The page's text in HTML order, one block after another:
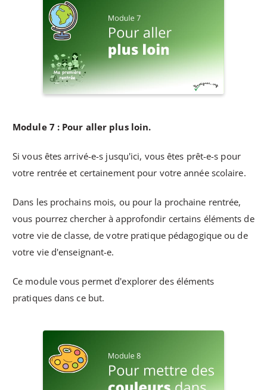
Module 7 : Pour aller plus loin.
Si vous êtes arrivé-e-s jusqu'ici, vous êtes prêt-e-s pour
votre rentrée et certainement pour votre année scolaire.
Dans les prochains mois, ou pour la prochaine rentrée,
vous pourrez chercher à approfondir certains éléments de
votre vie de classe, de votre pratique pédagogique ou de
votre vie d'enseignant-e.
Ce module vous permet d'explorer des éléments
pratiques dans ce but.